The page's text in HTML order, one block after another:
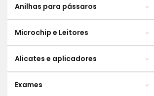
Anilhas para pássaros
Microchip e Leitores
Alicates e aplicadores
Exames